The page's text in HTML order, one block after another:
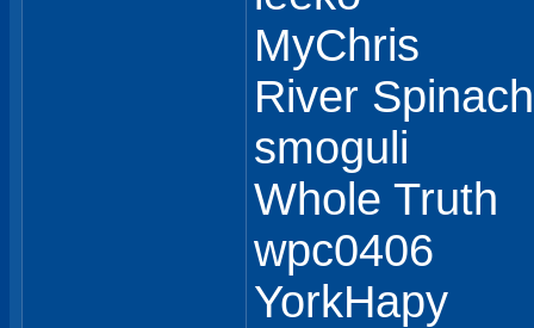
MyChris
River Spinach
smoguli
Whole Truth
wpc0406
YorkHapy